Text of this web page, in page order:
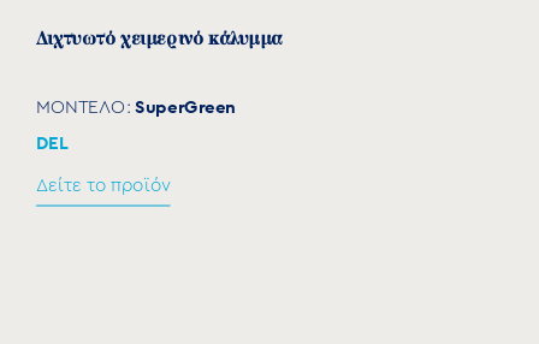
Διχτυωτό χειμερινό κάλυμμα
ΜΟΝΤΕΛΟ:SuperGreen
DEL
Δείτε το προϊόν